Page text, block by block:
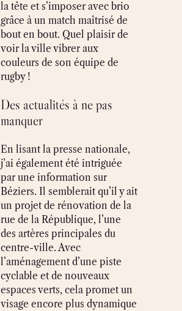
la tête et s’imposer avec brio
grâce à un match maîtrisé de
bout en bout. Quel plaisir de
voir la ville vibrer aux
couleurs de son équipe de
rugby !
Des actualités à ne pas
manquer
En lisant la presse nationale,
j’ai également été intriguée
par une information sur
Béziers. Il semblerait qu’il y ait
un projet de rénovation de la
rue de la République, l’une
des artères principales du
centre-ville. Avec
l’aménagement d’une piste
cyclable et de nouveaux
espaces verts, cela promet un
visage encore plus dynamique